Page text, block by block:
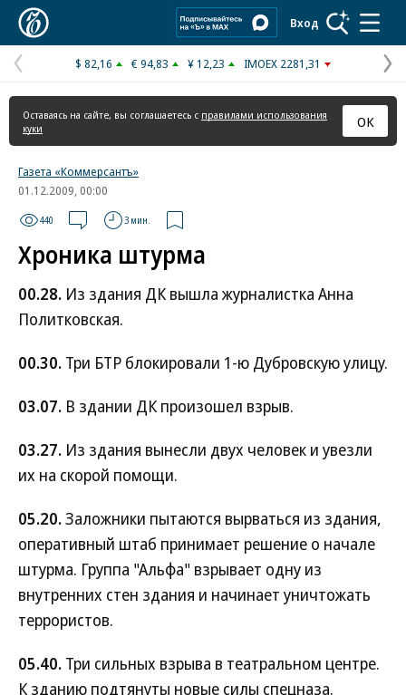
Вход
Предыдущая
страница
$ 82,16 € 94,83 ¥ 12,23 IMOEX 2281,31
Оставаясь на сайте, вы соглашаетесь с правилами использования
куки
ОК
Газета «Коммерсантъ»
01.12.2009, 00:00
440 3 мин.
Хроника штурма
00.28. Из здания ДК вышла журналистка Анна
Политковская.
00.30. Три БТР блокировали 1-ю Дубровскую улицу.
03.07. В здании ДК произошел взрыв.
03.27. Из здания вынесли двух человек и увезли
их на скорой помощи.
05.20.Заложники пытаются вырваться из здания,
оперативный штаб принимает решение о начале
штурма. Группа "Альфа" взрывает одну из
внутренних стен здания и начинает уничтожать
террористов.
05.40. Три сильных взрыва в театральном центре.
К зданию подтянуты новые силы спецназа.